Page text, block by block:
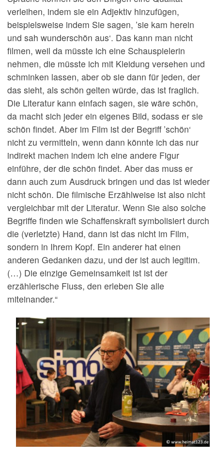
verleihen, indem sie ein Adjektiv hinzufügen,
beispielsweise indem Sie sagen, ’sie kam herein
und sah wunderschön aus‘. Das kann man nicht
filmen, weil da müsste ich eine Schauspielerin
nehmen, die müsste ich mit Kleidung versehen und
schminken lassen, aber ob sie dann für jeden, der
das sieht, als schön gelten würde, das ist fraglich.
Die Literatur kann einfach sagen, sie wäre schön,
da macht sich jeder ein eigenes Bild, sodass er sie
schön findet. Aber im Film ist der Begriff ’schön‘
nicht zu vermitteln, wenn dann könnte ich das nur
indirekt machen indem ich eine andere Figur
einführe, der die schön findet. Aber das muss er
dann auch zum Ausdruck bringen und das ist wieder
nicht schön. Die filmische Erzählweise ist also nicht
vergleichbar mit der Literatur. Wenn Sie also solche
Begriffe finden wie Schaffenskraft symbolisiert durch
die (verletzte) Hand, dann ist das nicht im Film,
sondern in Ihrem Kopf. Ein anderer hat einen
anderen Gedanken dazu, und der ist auch legitim.
(…) Die einzige Gemeinsamkeit ist ist der
erzählerische Fluss, den erleben Sie alle
miteinander.“